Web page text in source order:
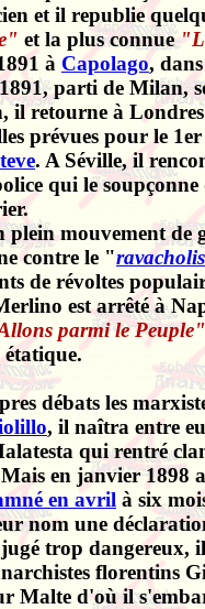
et il republie
et la plus connue
à Capolago, dans
parti de Milan,
il retourne à
prévues pour le
. A Séville, il
qui le soupçonne
mouvement de
contre le "
de révoltes
est arrêté à
parmi le Peuple"
étatique.
débats les
, il naîtra entre
qui rentré
en janvier 1898
en avril à six
nom une
trop dangereux,
florentins
Malte d'où il